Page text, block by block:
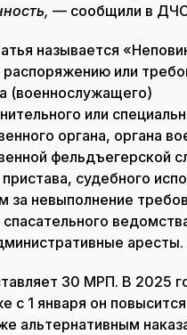
— сообщили в
называется
распоряжению или
(военнослужащего)
или
органа, органа
фельдъегерской
судебного
за невыполнение
аресты.
30 МРП. В 2025
с 1 января он
альтернативным